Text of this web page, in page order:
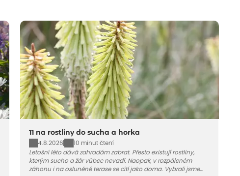
11 na rostliny do sucha a horka
4.8.2026
10 minut čtení
Letošní léto dává zahradám zabrat. Přesto existují rostliny,
kterým sucho a žár vůbec nevadí. Naopak, v rozpáleném
záhonu i na osluněné terase se cítí jako doma. Vybrali jsme